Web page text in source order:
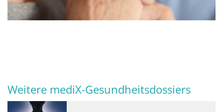
Weitere mediX-Gesundheitsdossiers